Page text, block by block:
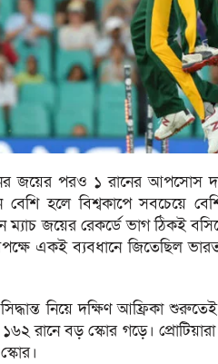
জয়ের পরও ১ রানের আপসোস
হলে বিশ্বকাপে সবচেয়ে
ম্যাচ জয়ের রেকর্ডে ভাগ ঠিকই
একই ব্যবধানে জিতেছিল
সিদ্ধান্ত নিয়ে দক্ষিণ আফ্রিকা
রানে বড় স্কোর গড়ে।